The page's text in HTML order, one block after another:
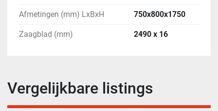
Afmetingen (mm) LxBxH 750x800x1750
Zaagblad (mm) 2490 x 16
Vergelijkbare listings